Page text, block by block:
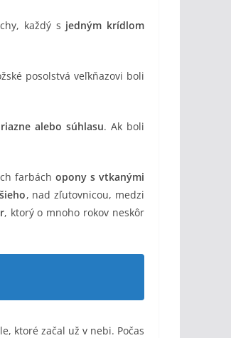
každý s jedným krídlom
posolstvá veľkňazovi boli
alebo súhlasu. Ak boli
farbách opony s vtkanými
, nad zľutovnicou, medzi
, ktorý o mnoho rokov neskôr
ktoré začal už v nebi. Počas